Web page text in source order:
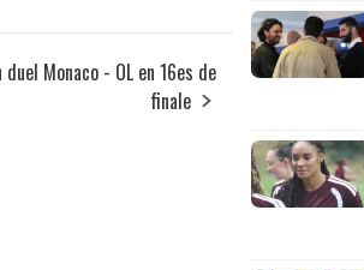
duel Monaco - OL en 16es de
finale